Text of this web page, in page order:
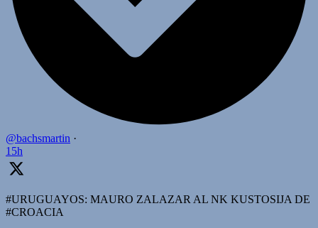
@bachsmartin ·
15h
#URUGUAYOS: MAURO ZALAZAR AL NK KUSTOSIJA DE
#CROACIA